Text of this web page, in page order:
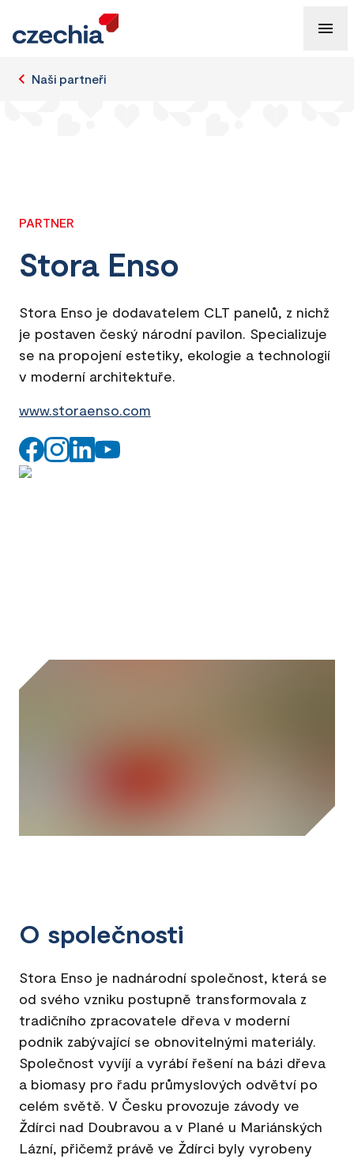
Naši partneři
PARTNER
Stora Enso
Stora Enso je dodavatelem CLT panelů, z nichž
je postaven český národní pavilon. Specializuje
se na propojení estetiky, ekologie a technologií
v moderní architektuře.
www.storaenso.com
O společnosti
Stora Enso je nadnárodní společnost, která se
od svého vzniku postupně transformovala z
tradičního zpracovatele dřeva v moderní
podnik zabývající se obnovitelnými materiály.
Společnost vyvíjí a vyrábí řešení na bázi dřeva
a biomasy pro řadu průmyslových odvětví po
celém světě. V Česku provozuje závody ve
Ždírci nad Doubravou a v Plané u Mariánských
Lázní, přičemž právě ve Ždírci byly vyrobeny